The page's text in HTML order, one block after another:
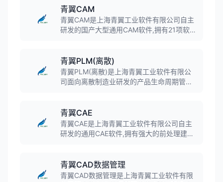
青翼CAM
青翼CAM是上海青翼工业软件有限公司自主
研发的国产大型通用CAM软件,拥有21项软件
广泛应用于装备制造、模具制造、汽车零部
件等行业。
青翼PLM(离散)
青翼PLM(离散)是上海青翼工业软件有限公
司面向离散制造业研发的产品生命周期管理
程管理等功能,帮助企业提升产品开发协同效
率,缩短产品交付周期。
青翼CAE
青翼CAE是上海青翼工业软件有限公司自主
研发的通用CAE软件,拥有强大的前处理建模
持静力学分析、模态分析、线性屈曲分析等
功能,广泛应用于汽车、船舶、电梯等行业。
青翼CAD数据管理
青翼CAD数据管理是上海青翼工业软件有限